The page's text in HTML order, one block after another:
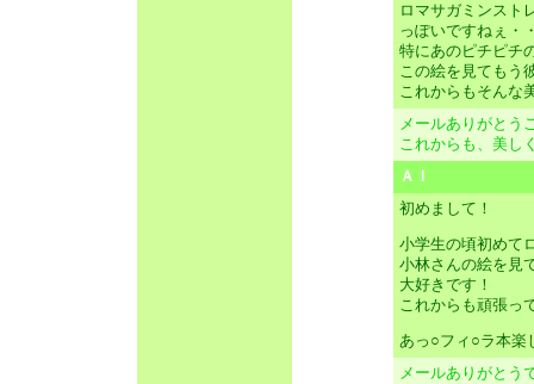
ロマサガミンスト
っぽいですねぇ・
特にあのピチピチ
この絵を見てもう
これからもそんな
メールありがとう
これからも、美し
ＡＩ
初めまして！
小学生の頃初めて
小林さんの絵を見
大好きです！
これからも頑張っ
あっ○フィ○ラ本楽
メールありがとう